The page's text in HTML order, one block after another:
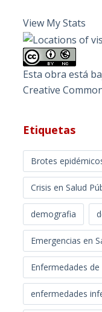
View My Stats
Esta obra está
Creative
Etiquetas
Brotes
Crisis en Salud
demografia
Emergencias en
Enfermedades
enfermedades